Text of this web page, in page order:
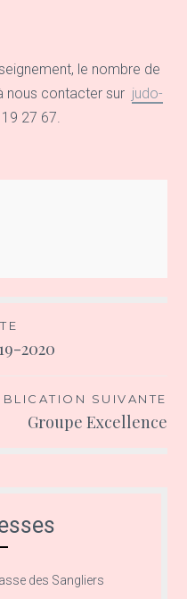
le nombre de
nous contacter sur judo-
27 67.
2020
SUIVANTE
Groupe Excellence
des Sangliers